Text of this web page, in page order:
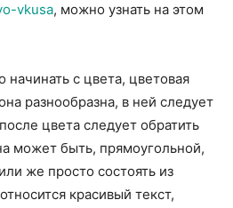
vkusa, можно узнать на этом
с цвета, цветовая
разнообразна, в ней следует
цвета следует обратить
может быть, прямоугольной,
же просто состоять из
красивый текст,